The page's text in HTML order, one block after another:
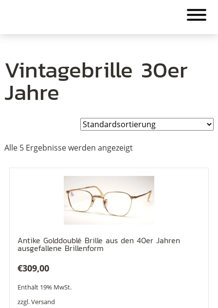
Vintagebrille 30er
Jahre
Alle 5 Ergebnisse werden angezeigt
Antike Golddoublé Brille aus den 40er Jahren
ausgefallene Brillenform
€309,00
Enthält 19% MwSt.
zzgl.Versand